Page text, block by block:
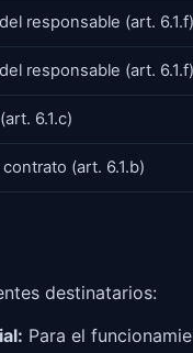
responsable (art. 6.1.f)
responsable (art. 6.1.f)
6.1.c)
(art. 6.1.b)
destinatarios:
Para el